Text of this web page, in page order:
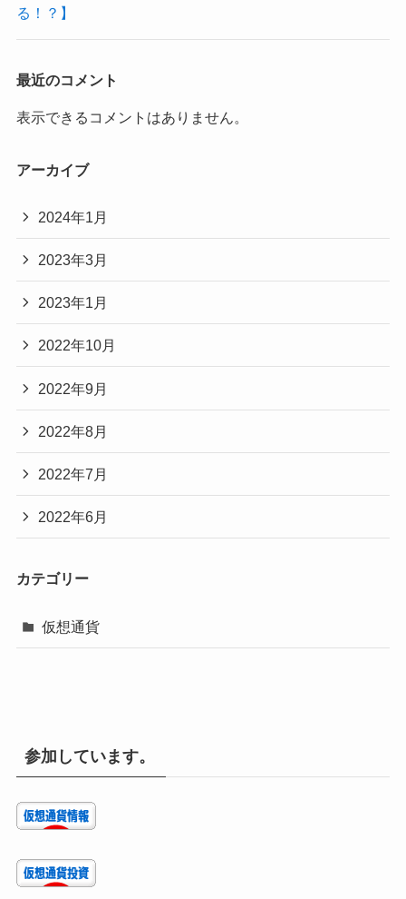
る！？】
最近のコメント
表示できるコメントはありません。
アーカイブ
2024年1月
2023年3月
2023年1月
2022年10月
2022年9月
2022年8月
2022年7月
2022年6月
カテゴリー
仮想通貨
参加しています。